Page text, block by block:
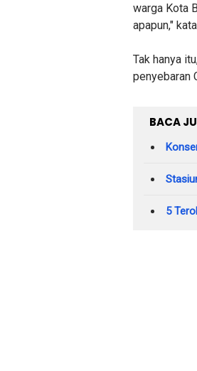
warga Kota
apapun,"
Tak hanya
penyebaran
BACA
5